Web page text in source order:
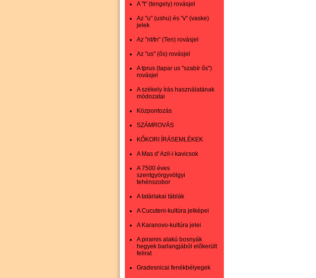
A "t" (tengely) rovásjel
Az "u" (ushu) és "v" (vaske)
jelek
Az "nt/tn" (Ten) rovásjel
Az "us" (ős) rovásjel
A tprus (tapar us "szabír ős")
rovásjel
A székely írás használatának
módozatai
Központozás
SZÁMROVÁS
KŐKORI ÍRÁSEMLÉKEK
A Mas d' Azil-i kavicsok
A 7500 éves
szentgyörgyvölgyi
tehénszobor
A tatárlakai táblák
A Cucuteni-kultúra jelképei
A Karanovo-kultúra jelei
A piramis alakú bosnyák
hegyek barlangjából előkerült
felirat
Gradesnicai fenékbélyegek